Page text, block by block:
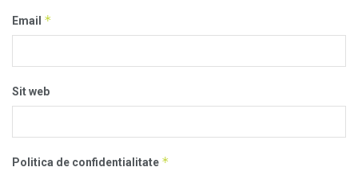
Email *
Sit web
Politica de confidentialitate *